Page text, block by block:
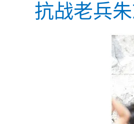
抗战老兵